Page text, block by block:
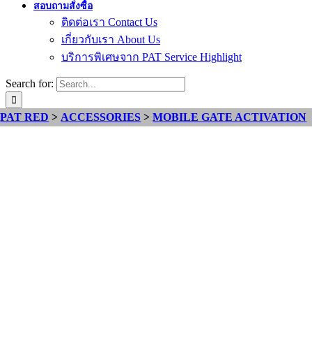
สอบถามสั่งซื้อ
ติดต่อเรา Contact Us
เกี่ยวกับเรา About Us
บริการพิเศษจาก PAT Service Highlight
Search for:
PAT RED > ACCESSORIES >MOBILE GATE ACTIVATION